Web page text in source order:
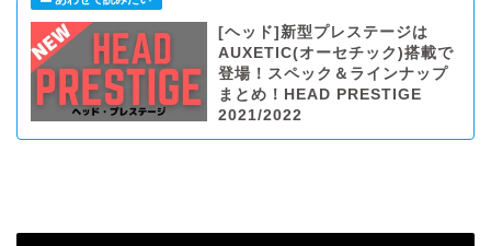
[ヘッド]新型プレステージは
AUXETIC(オーセチック)搭載で
登場！スペック＆ラインナップ
まとめ！HEAD PRESTIGE
2021/2022